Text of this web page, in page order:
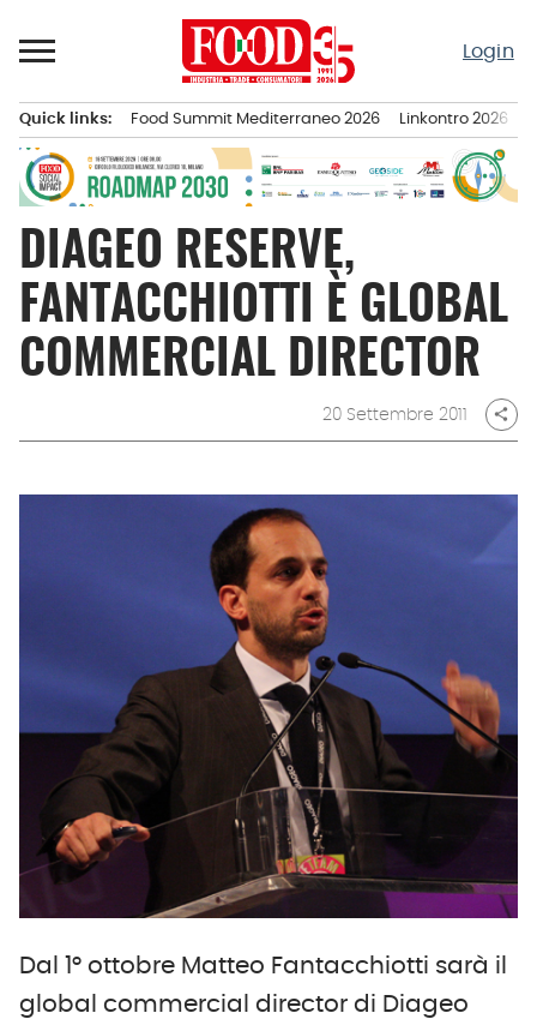
al
Login
principale
Quick links: Food Summit Mediterraneo 2026 Linkontro 2026
DIAGEO RESERVE,
FANTACCHIOTTI È GLOBAL
COMMERCIAL DIRECTOR
20 Settembre 2011 share
Dal 1° ottobre Matteo Fantacchiotti sarà il
global commercial director di Diageo